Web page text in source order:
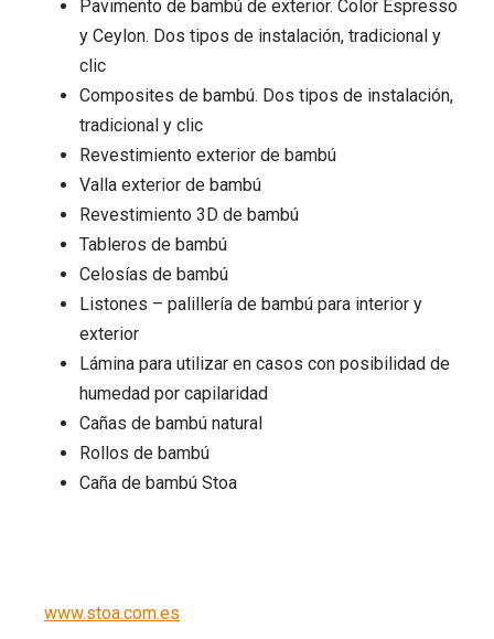
Pavimento de bambú de exterior. Color Espresso
y Ceylon. Dos tipos de instalación, tradicional y
clic
Composites de bambú. Dos tipos de instalación,
tradicional y clic
Revestimiento exterior de bambú
Valla exterior de bambú
Revestimiento 3D de bambú
Tableros de bambú
Celosías de bambú
Listones – palillería de bambú para interior y
exterior
Lámina para utilizar en casos con posibilidad de
humedad por capilaridad
Cañas de bambú natural
Rollos de bambú
Caña de bambú Stoa
www.stoa.com.es